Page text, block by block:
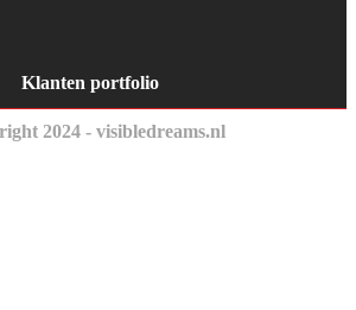
Klanten portfolio
2024 - visibledreams.nl